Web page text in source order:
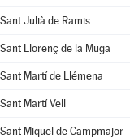
Sant Julià de Ramis
Sant Llorenç de la Muga
Sant Martí de Llémena
Sant Martí Vell
Sant Miquel de Campmajor